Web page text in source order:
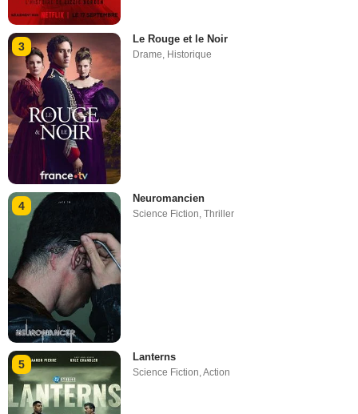
3
Le Rouge et le Noir
Drame, Historique
4
Neuromancien
Science Fiction ,Thriller
5
Lanterns
Science Fiction,Action